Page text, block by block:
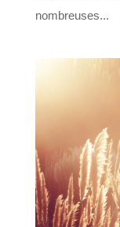
nombreuses...